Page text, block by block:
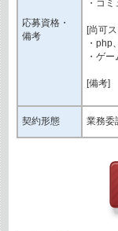
応募資格・
備考
・コ
[尚可
・php
・ゲ
[備考]
契約形態 業務委